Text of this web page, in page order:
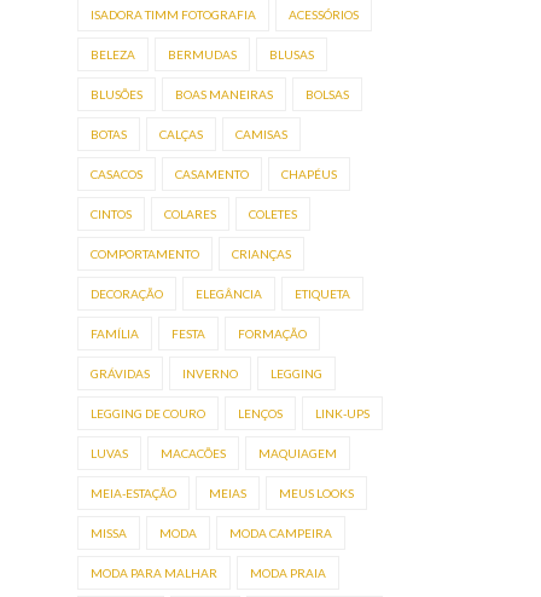
ISADORA TIMM FOTOGRAFIA ACESSÓRIOS
BELEZA BERMUDAS BLUSAS
BLUSÕES BOAS MANEIRAS BOLSAS
BOTAS CALÇAS CAMISAS
CASACOS CASAMENTO CHAPÉUS
CINTOS COLARES COLETES
COMPORTAMENTO CRIANÇAS
DECORAÇÃO ELEGÂNCIA ETIQUETA
FAMÍLIA FESTA FORMAÇÃO
GRÁVIDAS INVERNO LEGGING
LEGGING DE COURO LENÇOS LINK-UPS
LUVAS MACACÕES MAQUIAGEM
MEIA-ESTAÇÃO MEIAS MEUS LOOKS
MISSA MODA MODA CAMPEIRA
MODA PARA MALHAR MODA PRAIA